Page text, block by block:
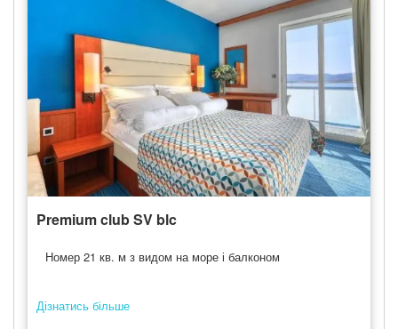
Premium club SV blc
Номер 21 кв. м з видом на море і балконом
Дізнатись більше